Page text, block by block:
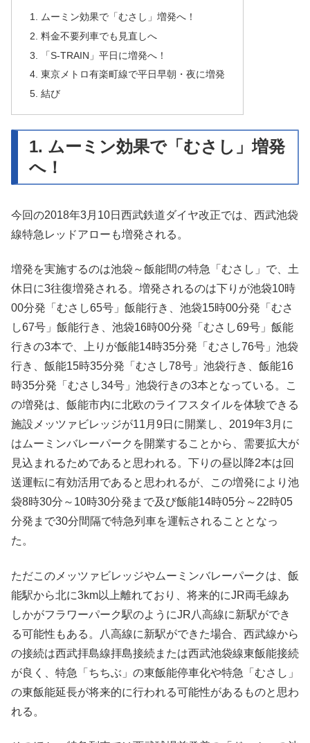
1. ムーミン効果で「むさし」増発へ！
2. 料金不要列車でも見直しへ
3. 「S-TRAIN」平日に増発へ！
4. 東京メトロ有楽町線で平日早朝・夜に増発
5. 結び
1. ムーミン効果で「むさし」増発
へ！
今回の2018年3月10日西武鉄道ダイヤ改正では、西武池袋
線特急レッドアローも増発される。
増発を実施するのは池袋～飯能間の特急「むさし」で、土
休日に3往復増発される。増発されるのは下りが池袋10時
00分発「むさし65号」飯能行き、池袋15時00分発「むさ
し67号」飯能行き、池袋16時00分発「むさし69号」飯能
行きの3本で、上りが飯能14時35分発「むさし76号」池袋
行き、飯能15時35分発「むさし78号」池袋行き、飯能16
時35分発「むさし34号」池袋行きの3本となっている。こ
の増発は、飯能市内に北欧のライフスタイルを体験できる
施設メッツァビレッジが11月9日に開業し、2019年3月に
はムーミンバレーパークを開業することから、需要拡大が
見込まれるためであると思われる。下りの昼以降2本は回
送運転に有効活用であると思われるが、この増発により池
袋8時30分～10時30分発まで及び飯能14時05分～22時05
分発まで30分間隔で特急列車を運転されることとなっ
た。
ただこのメッツァビレッジやムーミンバレーパークは、飯
能駅から北に3km以上離れており、将来的にJR両毛線あ
しかがフラワーパーク駅のようにJR八高線に新駅ができ
る可能性もある。八高線に新駅ができた場合、西武線から
の接続は西武拝島線拝島接続または西武池袋線東飯能接続
が良く、特急「ちちぶ」の東飯能停車化や特急「むさし」
の東飯能延長が将来的に行われる可能性があるものと思わ
れる。